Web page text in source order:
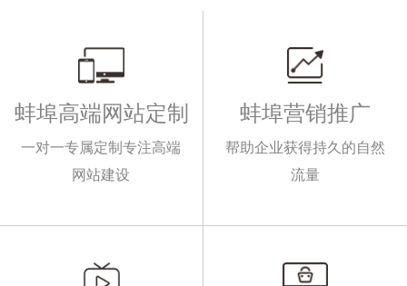
蚌埠高端网站定制
一对一专属定制专注高端
网站建设
蚌埠营销推广
帮助企业获得持久的自然
流量